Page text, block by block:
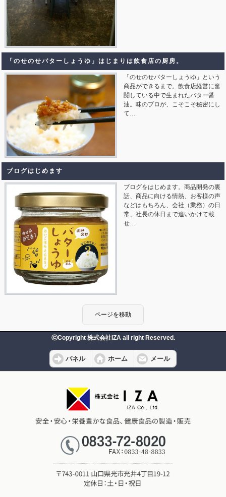
「のせのせバターしょうゆ」はじまりは飲食店の厨房。
「のせのせバターしょうゆ」という
商品ができるまで。飲食店経営に奮
闘している中で生まれたバター醤
油。味のプロが、こそこそ秘密にし
て…
ブログはじめます
ブログをはじめます。商品開発の裏
話、商品に向ける情熱、お客様の声
などはもちろん、会社（業務）の日
常、社長の休日まで追いかけて載
せ…
ⓒCopyright 株式会社IZA all right Reserved.
パネル ホーム メール